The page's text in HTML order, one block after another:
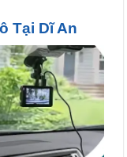
Tại Dĩ An